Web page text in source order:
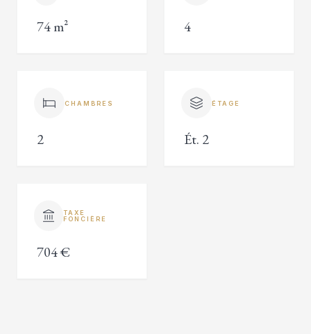
74 m² 4
CHAMBRES
2
ÉTAGE
Ét. 2
TAXE
FONCIÈRE
704 €